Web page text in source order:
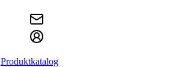
Produktkatalog